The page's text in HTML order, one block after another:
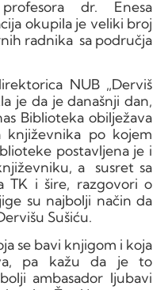
dr. Enesa
okupila je veliki broj
radnika sa područja
NUB „Derviš
je da je današnji dan,
Biblioteka obilježava
književnika po kojem
postavljena je i
a susret sa
TK i šire, razgovori o
su najbolji način da
Sušiću.
se bavi knjigom i koja
pa kažu da je to
ambasador ljubavi